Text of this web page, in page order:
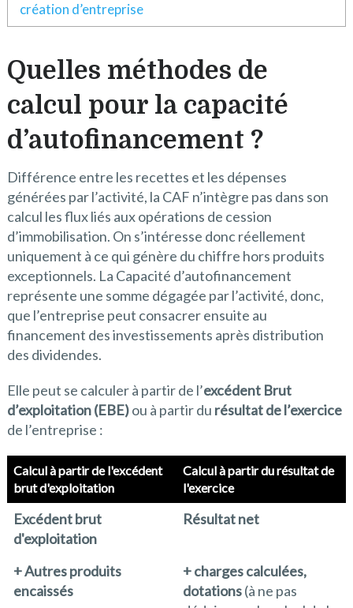
création d’entreprise
Quelles méthodes de
calcul pour la capacité
d’autofinancement ?
Différence entre les recettes et les dépenses
générées par l’activité, la CAF n’intègre pas dans son
calcul les flux liés aux opérations de cession
d’immobilisation. On s’intéresse donc réellement
uniquement à ce qui génère du chiffre hors produits
exceptionnels. La Capacité d’autofinancement
représente une somme dégagée par l’activité, donc,
que l’entreprise peut consacrer ensuite au
financement des investissements après distribution
des dividendes.
Elle peut se calculer à partir de l’excédent Brut
d’exploitation (EBE)ou à partir du résultat de l’exercice
de l’entreprise :
Calcul à partir de l'excédent
brut d'exploitation
Calcul à partir du résultat de
l'exercice
Excédent brut
d'exploitation
Résultat net
+ Autres produits
encaissés
+ charges calculées,
dotations(à ne pas